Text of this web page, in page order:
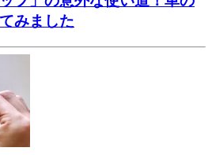
みました